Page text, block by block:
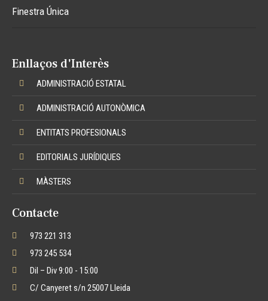
Finestra Única
Enllaços d'Interès
ADMINISTRACIÓ ESTATAL
ADMINISTRACIÓ AUTONÒMICA
ENTITATS PROFESIONALS
EDITORIALS JURÍDIQUES
MÀSTERS
Contacte
973 221 313
973 245 534
Dil – Div 9:00 - 15:00
C/ Canyeret s/n 25007 Lleida